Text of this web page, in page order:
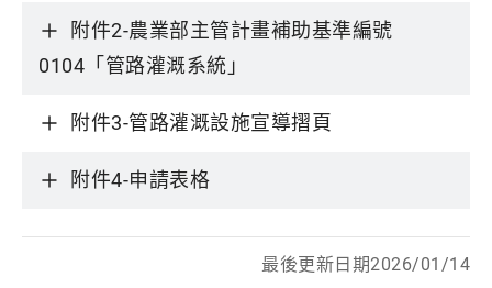
附件2-農業部主管計畫補助基準編號
0104「管路灌溉系統」
附件3-管路灌溉設施宣導摺頁
附件4-申請表格
最後更新日期2026/01/14